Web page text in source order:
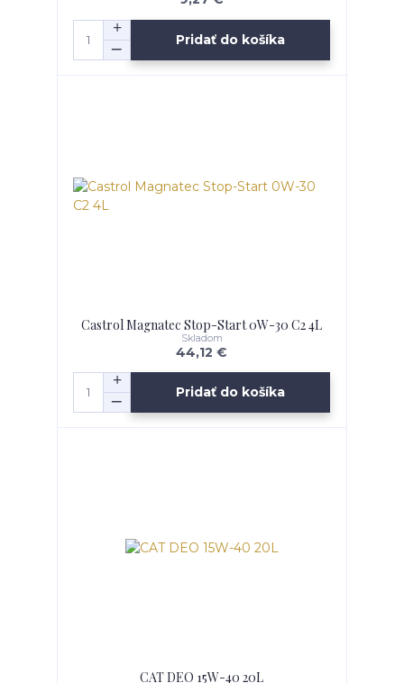
Pridať do košíka
Castrol Magnatec Stop-Start 0W-30 C2 4L
44,12 €
Skladom
Pridať do košíka
CAT DEO 15W-40 20L